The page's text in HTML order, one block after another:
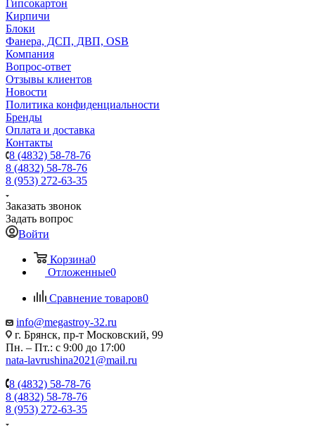
Гипсокартон
Кирпичи
Блоки
Фанера, ДСП, ДВП, OSB
Компания
Вопрос-ответ
Отзывы клиентов
Новости
Политика конфиденциальности
Бренды
Оплата и доставка
Контакты
8 (4832) 58-78-76
8 (4832) 58-78-76
8 (953) 272-63-35
Заказать звонок
Задать вопрос
Войти
Корзина0
Отложенные0
Сравнение товаров0
info@megastroy-32.ru
г. Брянск, пр-т Московский, 99
Пн. – Пт.: с 9:00 до 17:00
nata-lavrushina2021@mail.ru
8 (4832) 58-78-76
8 (4832) 58-78-76
8 (953) 272-63-35